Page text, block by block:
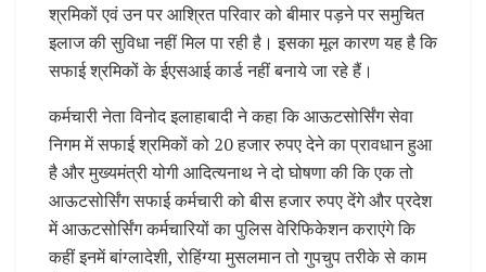
श्रमिकों एवं उन पर आश्रित परिवार को बीमार पड़ने पर समुचित
इलाज की सुविधा नहीं मिल पा रही है। इसका मूल कारण यह है कि
सफाई श्रमिकों के ईएसआई कार्ड नहीं बनाये जा रहे हैं।
कर्मचारी नेता विनोद इलाहाबादी ने कहा कि आऊटसोर्सिंग सेवा
निगम में सफाई श्रमिकों को 20 हजार रुपए देने का प्रावधान हुआ
है और मुख्यमंत्री योगी आदित्यनाथ ने दो घोषणा की कि एक तो
आऊटसोर्सिंग सफाई कर्मचारी को बीस हजार रुपए देंगे और प्रदेश
में आऊटसोर्सिंग कर्मचारियों का पुलिस वेरिफिकेशन कराएंगे कि
कहीं इनमें बांग्लादेशी, रोहिंग्या मुसलमान तो गुपचुप तरीके से काम